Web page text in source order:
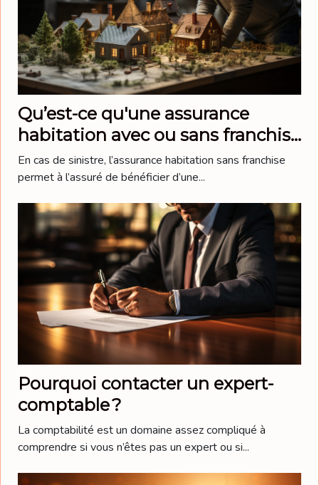
Qu’est-ce qu'une assurance
habitation avec ou sans franchise
?
En cas de sinistre, l’assurance habitation sans franchise
permet à l’assuré de bénéficier d’une...
Pourquoi contacter un expert-
comptable ?
La comptabilité est un domaine assez compliqué à
comprendre si vous n’êtes pas un expert ou si...